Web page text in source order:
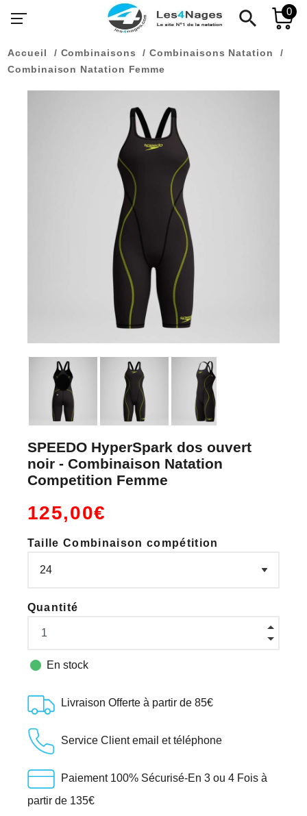
search 0
Accueil Combinaisons
Combinaisons Natation
Combinaison Natation Femme
SPEEDO HyperSpark dos ouvert
noir - Combinaison Natation
Competition Femme
125,00€
Taille Combinaison compétition
Quantité
 En stock
Livraison Offerte à partir de 85€
Service Client email et téléphone
Paiement 100% Sécurisé-En 3 ou 4 Fois à
partir de 135€